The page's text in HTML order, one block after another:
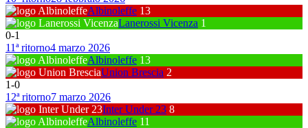
Albinoleffe 13
Lanerossi Vicenza 1
0-1
11ª ritorno4 marzo 2026
Albinoleffe 13
Union Brescia 2
1-0
12ª ritorno7 marzo 2026
Inter Under 23 8
Albinoleffe 11